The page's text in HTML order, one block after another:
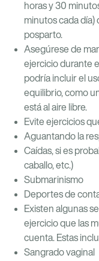
horas y 30
minutos cada
posparto.
Asegúrese de
ejercicio durante
podría incluir el
equilibrio, como
está al aire libre.
Evite ejercicios
Aguantando la
Caídas, si es
caballo, etc.)
Submarinismo
Deportes de
Existen algunas
ejercicio que las
cuenta. Estas
Sangrado vaginal